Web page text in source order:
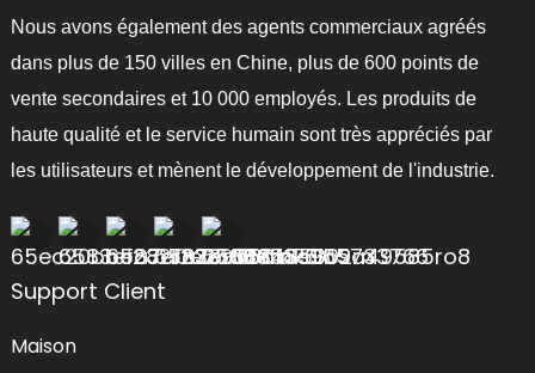
Nous avons également des agents commerciaux agréés
dans plus de 150 villes en Chine, plus de 600 points de
vente secondaires et 10 000 employés. Les produits de
haute qualité et le service humain sont très appréciés par
les utilisateurs et mènent le développement de l'industrie.
Support Client
Maison